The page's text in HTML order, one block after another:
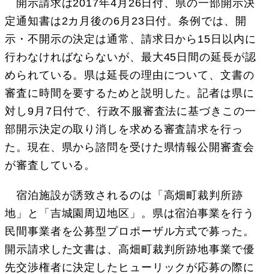
開示請求は2017年4月26日付、県の一部開示決
定通知書は2カ月後の6月23日付。条例では、開
示・不開示の決定は通常、請求日から15日以内に
行わなければならないが、最大45日間の延長が認
められている。県は延長の理由について、文書の
審査に時間を要するためと説明した。記者は県に
対し9月7日付で、行政不服審査法に基づきこの一
部開示決定の取り消しを求める審査請求を行っ
た。現在、県から諮問を受けた県情報公開審査会
が審査している。
宿泊施設が誘致されるのは「高畑町裁判所跡
地」と「吉城園周辺地区」。県は宿泊事業を行う
民間事業者を公募型プロポーザル方式で募った。
開示請求した文書は、高畑町裁判所跡地事業で優
先交渉権者に決定したヒューリックが応募の際に